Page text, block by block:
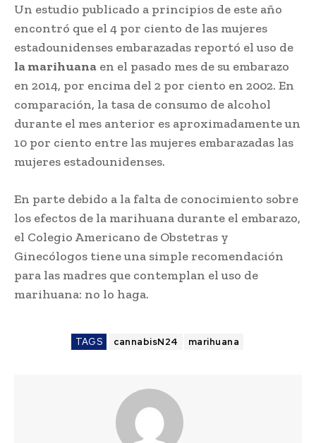
Un estudio publicado a principios de este año
encontró que el 4 por ciento de las mujeres
estadounidenses embarazadas reportó el uso de
la marihuana en el pasado mes de su embarazo
en 2014, por encima del 2 por ciento en 2002. En
comparación, la tasa de consumo de alcohol
durante el mes anterior es aproximadamente un
10 por ciento entre las mujeres embarazadas las
mujeres estadounidenses.
En parte debido a la falta de conocimiento sobre
los efectos de la marihuana durante el embarazo,
el Colegio Americano de Obstetras y
Ginecólogos tiene una simple recomendación
para las madres que contemplan el uso de
marihuana: no lo haga.
TAGS cannabisN24 marihuana